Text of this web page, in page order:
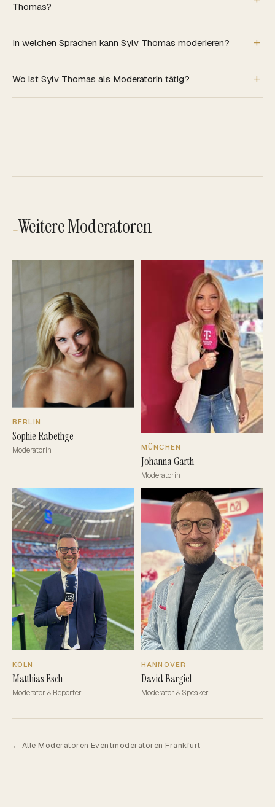
Thomas?
In welchen Sprachen kann Sylv Thomas moderieren?
Wo ist Sylv Thomas als Moderatorin tätig?
—Weitere Moderatoren
BERLIN
Sophie Rabethge
Moderatorin MÜNCHEN
Johanna Garth
Moderatorin
KÖLN
Matthias Esch
Moderator & Reporter
HANNOVER
David Bargiel
Moderator & Speaker
← Alle Moderatoren·Eventmoderatoren Frankfurt